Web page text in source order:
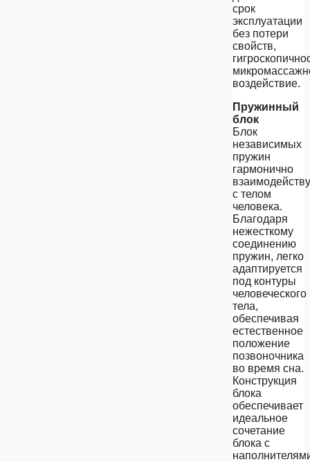
срок
эксплуатации
без потери
свойств,
воздействие.
Пружинный
блок
Блок
независимых
пружин
гармонично
с телом
человека.
Благодаря
нежесткому
соединению
пружин, легко
адаптируется
под контуры
человеческого
тела,
обеспечивая
естественное
положение
позвоночника
во время сна.
Конструкция
блока
обеспечивает
идеальное
сочетание
блока с